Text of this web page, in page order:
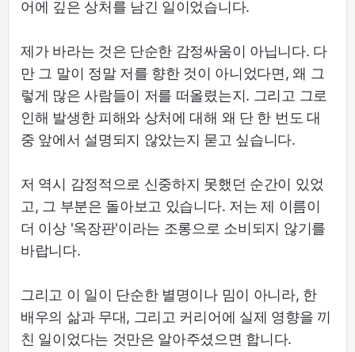
어에 깊은 상처를 남긴 일이었습니다.
제가 바라는 것은 단순한 감정싸움이 아닙니다. 다
만 그 말이 정말 저를 향한 것이 아니었다면, 왜 그
렇게 많은 사람들이 저를 떠올렸는지. 그리고 그로
인해 발생한 피해와 상처에 대해 왜 단 한 번도 대
중 앞에서 설명되지 않았는지 묻고 싶습니다.
저 역시 감정적으로 신중하지 못했던 순간이 있었
고, 그 부분은 돌아보고 있습니다. 저는 제 이름이
더 이상 '옥장판'이라는 조롱으로 소비되지 않기를
바랍니다.
그리고 이 일이 단순한 별명이나 밈이 아니라, 한
배우의 삶과 무대, 그리고 커리어에 실제 영향을 끼
친 일이었다는 것만은 알아주셨으면 합니다.